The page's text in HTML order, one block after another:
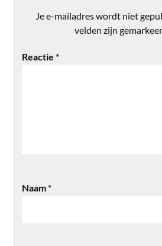
Je e-mailadres wordt niet
velden zijn
Reactie*
Naam*